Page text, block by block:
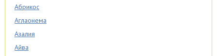
Абрикос
Аглаонема
Азалия
Айва